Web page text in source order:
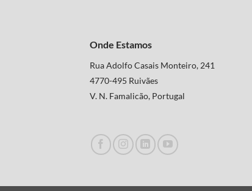
Onde Estamos
Rua Adolfo Casais Monteiro, 241
4770-495 Ruivães
V. N. Famalicão, Portugal